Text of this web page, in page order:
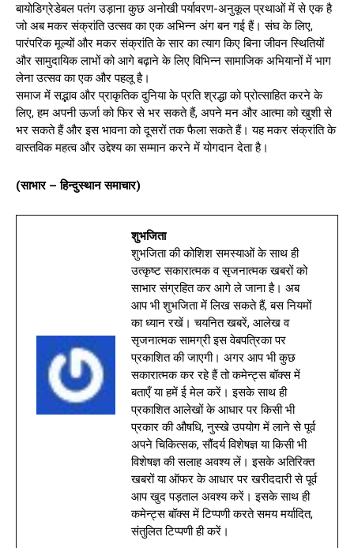
बायोडिग्रेडेबल पतंग उड़ाना कुछ अनोखी पर्यावरण-अनुकूल प्रथाओं में से एक है
जो अब मकर संक्रांति उत्सव का एक अभिन्न अंग बन गई हैं। संघ के लिए,
पारंपरिक मूल्यों और मकर संक्रांति के सार का त्याग किए बिना जीवन स्थितियों
और सामुदायिक लाभों को आगे बढ़ाने के लिए विभिन्न सामाजिक अभियानों में भाग
लेना उत्सव का एक और पहलू है।
समाज में सद्भाव और प्राकृतिक दुनिया के प्रति श्रद्धा को प्रोत्साहित करने के
लिए, हम अपनी ऊर्जा को फिर से भर सकते हैं, अपने मन और आत्मा को खुशी से
भर सकते हैं और इस भावना को दूसरों तक फैला सकते हैं। यह मकर संक्रांति के
वास्तविक महत्व और उद्देश्य का सम्मान करने में योगदान देता है।
(साभार – हिन्दुस्थान समाचार)
शुभजिता
शुभजिता की कोशिश समस्याओं के साथ ही
उत्कृष्ट सकारात्मक व सृजनात्मक खबरों को
साभार संग्रहित कर आगे ले जाना है। अब
आप भी शुभजिता में लिख सकते हैं, बस नियमों
का ध्यान रखें। चयनित खबरें, आलेख व
सृजनात्मक सामग्री इस वेबपत्रिका पर
प्रकाशित की जाएगी। अगर आप भी कुछ
सकारात्मक कर रहे हैं तो कमेन्ट्स बॉक्स में
बताएँ या हमें ई मेल करें। इसके साथ ही
प्रकाशित आलेखों के आधार पर किसी भी
प्रकार की औषधि, नुस्खे उपयोग में लाने से पूर्व
अपने चिकित्सक, सौंदर्य विशेषज्ञ या किसी भी
विशेषज्ञ की सलाह अवश्य लें। इसके अतिरिक्त
खबरों या ऑफर के आधार पर खरीददारी से पूर्व
आप खुद पड़ताल अवश्य करें। इसके साथ ही
कमेन्ट्स बॉक्स में टिप्पणी करते समय मर्यादित,
संतुलित टिप्पणी ही करें।